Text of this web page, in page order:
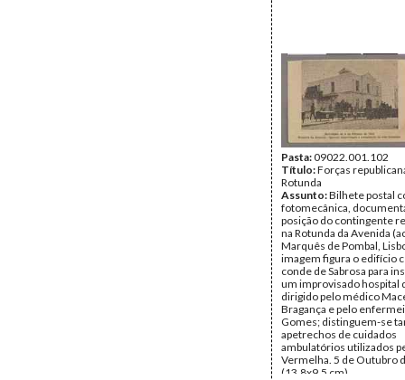
Soares/António Pedro
Tipo Documental:
ARTE
Página(s):1
Pasta:09022.001.102
Título:Forças
Rotunda
Assunto:Bilhete postal
fotomecânica,
posição do contingente
na Rotunda da Avenida
Marquês de Pombal,
imagem figura o edifício
conde de Sabrosa para
um improvisado hospital
dirigido pelo médico
Bragança e pelo
Gomes; distinguem-se
apetrechos de cuidados
ambulatórios utilizados
Vermelha. 5 de Outubro
(13,8x9,5 cm).